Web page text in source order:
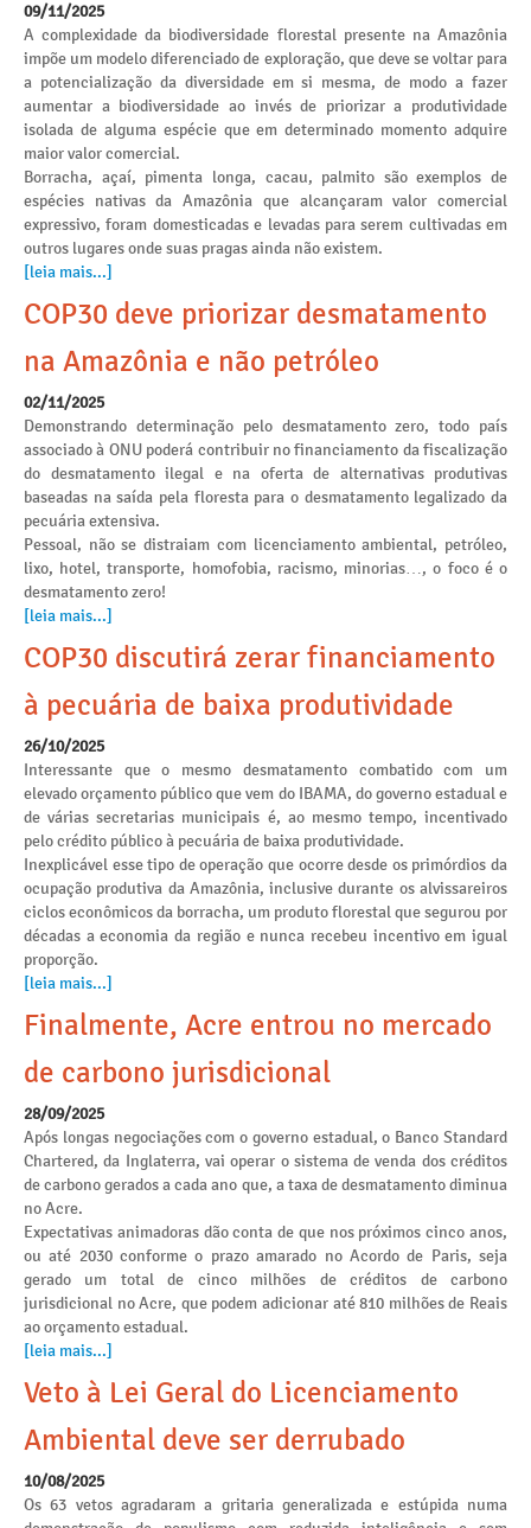
09/11/2025
A complexidade da biodiversidade florestal presente na Amazônia
impõe um modelo diferenciado de exploração, que deve se voltar para
a potencialização da diversidade em si mesma, de modo a fazer
aumentar a biodiversidade ao invés de priorizar a produtividade
isolada de alguma espécie que em determinado momento adquire
maior valor comercial.
Borracha, açaí, pimenta longa, cacau, palmito são exemplos de
espécies nativas da Amazônia que alcançaram valor comercial
expressivo, foram domesticadas e levadas para serem cultivadas em
outros lugares onde suas pragas ainda não existem.
[leia mais...]
COP30 deve priorizar desmatamento
na Amazônia e não petróleo
02/11/2025
Demonstrando determinação pelo desmatamento zero, todo país
associado à ONU poderá contribuir no financiamento da fiscalização
do desmatamento ilegal e na oferta de alternativas produtivas
baseadas na saída pela floresta para o desmatamento legalizado da
pecuária extensiva.
Pessoal, não se distraiam com licenciamento ambiental, petróleo,
lixo, hotel, transporte, homofobia, racismo, minorias…, o foco é o
desmatamento zero!
[leia mais...]
COP30 discutirá zerar financiamento
à pecuária de baixa produtividade
26/10/2025
Interessante que o mesmo desmatamento combatido com um
elevado orçamento público que vem do IBAMA, do governo estadual e
de várias secretarias municipais é, ao mesmo tempo, incentivado
pelo crédito público à pecuária de baixa produtividade.
Inexplicável esse tipo de operação que ocorre desde os primórdios da
ocupação produtiva da Amazônia, inclusive durante os alvissareiros
ciclos econômicos da borracha, um produto florestal que segurou por
décadas a economia da região e nunca recebeu incentivo em igual
proporção.
[leia mais...]
Finalmente, Acre entrou no mercado
de carbono jurisdicional
28/09/2025
Após longas negociações com o governo estadual, o Banco Standard
Chartered, da Inglaterra, vai operar o sistema de venda dos créditos
de carbono gerados a cada ano que, a taxa de desmatamento diminua
no Acre.
Expectativas animadoras dão conta de que nos próximos cinco anos,
ou até 2030 conforme o prazo amarado no Acordo de Paris, seja
gerado um total de cinco milhões de créditos de carbono
jurisdicional no Acre, que podem adicionar até 810 milhões de Reais
ao orçamento estadual.
[leia mais...]
Veto à Lei Geral do Licenciamento
Ambiental deve ser derrubado
10/08/2025
Os 63 vetos agradaram a gritaria generalizada e estúpida numa